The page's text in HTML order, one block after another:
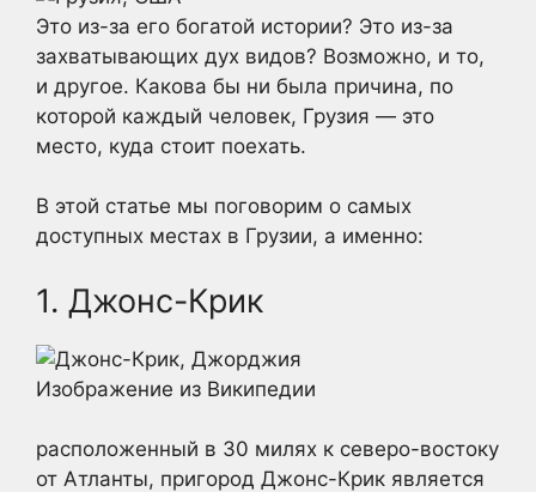
Это из-за его богатой истории? Это из-за
захватывающих дух видов? Возможно, и то,
и другое. Какова бы ни была причина, по
которой каждый человек, Грузия — это
место, куда стоит поехать.
В этой статье мы поговорим о самых
доступных местах в Грузии, а именно:
1. Джонс-Крик
Изображение из Википедии
расположенный в 30 милях к северо-востоку
от Атланты, пригород Джонс-Крик является